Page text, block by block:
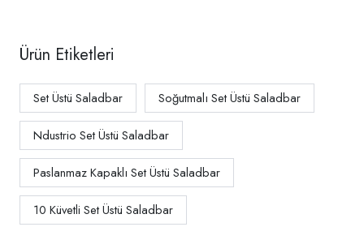
Ürün Etiketleri
Set Üstü Saladbar Soğutmalı Set Üstü Saladbar
Ndustrio Set Üstü Saladbar
Paslanmaz Kapaklı Set Üstü Saladbar
10 Küvetli Set Üstü Saladbar